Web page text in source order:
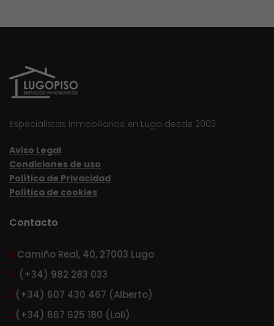
Especialistas inmobiliarios en Lugo desde 2003
Aviso Legal
Condiciones de uso
Política de Privacidad
Política de cookies
Contacto
Camiño Real, 40, 27003 Lugo
(+34) 982 283 033
(+34) 607 430 467 (Alberto)
(+34) 667 625 180 (Loli)